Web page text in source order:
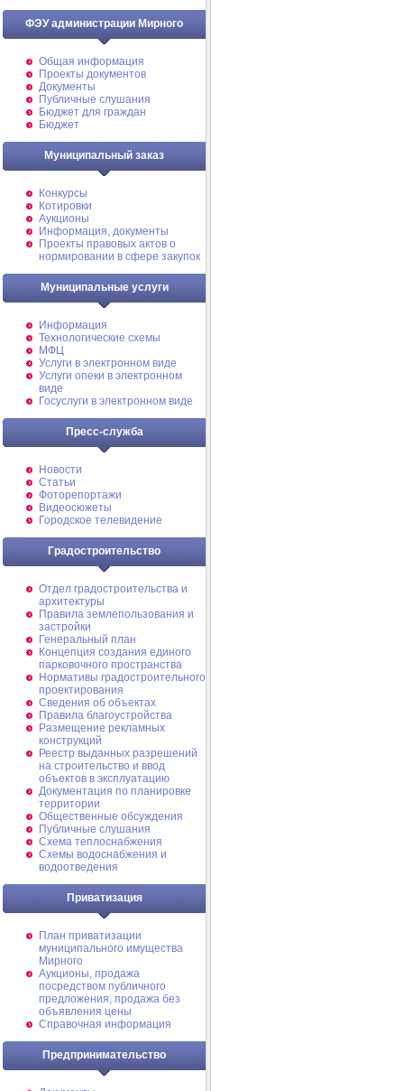
ФЭУ администрации Мирного
Общая информация
Проекты документов
Документы
Публичные слушания
Бюджет для граждан
Бюджет
Муниципальный заказ
Конкурсы
Котировки
Аукционы
Информация, документы
Проекты правовых актов о
нормировании в сфере закупок
Муниципальные услуги
Информация
Технологические схемы
МФЦ
Услуги в электронном виде
Услуги опеки в электронном
виде
Госуслуги в электронном виде
Пресс-служба
Новости
Статьи
Фоторепортажи
Видеосюжеты
Городское телевидение
Градостроительство
Отдел градостроительства и
архитектуры
Правила землепользования и
застройки
Генеральный план
Концепция создания единого
парковочного пространства
Нормативы градостроительного
проектирования
Сведения об объектах
Правила благоустройства
Размещение рекламных
конструкций
Реестр выданных разрешений
на строительство и ввод
объектов в эксплуатацию
Документация по планировке
территории
Общественные обсуждения
Публичные слушания
Схема теплоснабжения
Схемы водоснабжения и
водоотведения
Приватизация
План приватизации
муниципального имущества
Мирного
Аукционы, продажа
посредством публичного
предложения, продажа без
объявления цены
Справочная информация
Предпринимательство